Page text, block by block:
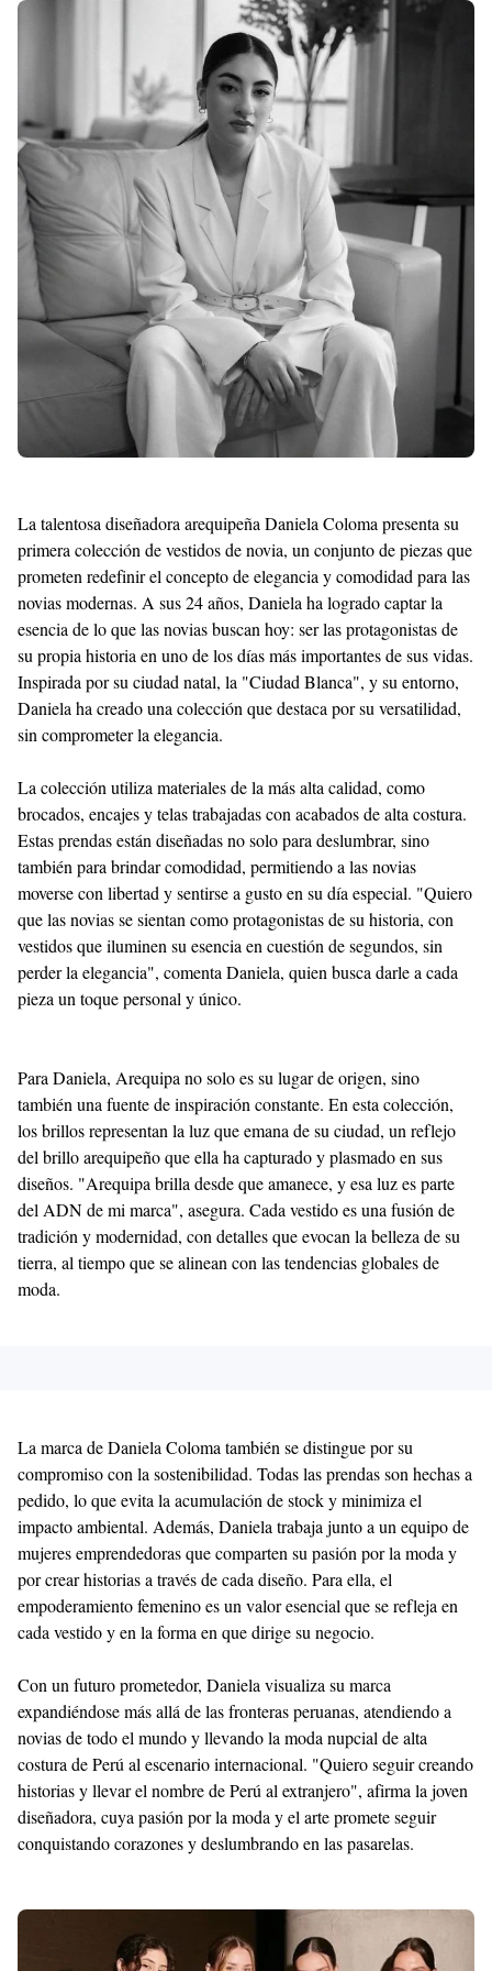
La talentosa diseñadora arequipeña Daniela Coloma presenta su
primera colección de vestidos de novia, un conjunto de piezas que
prometen redefinir el concepto de elegancia y comodidad para las
novias modernas. A sus 24 años, Daniela ha logrado captar la
esencia de lo que las novias buscan hoy: ser las protagonistas de
su propia historia en uno de los días más importantes de sus vidas.
Inspirada por su ciudad natal, la "Ciudad Blanca", y su entorno,
Daniela ha creado una colección que destaca por su versatilidad,
sin comprometer la elegancia.
La colección utiliza materiales de la más alta calidad, como
brocados, encajes y telas trabajadas con acabados de alta costura.
Estas prendas están diseñadas no solo para deslumbrar, sino
también para brindar comodidad, permitiendo a las novias
moverse con libertad y sentirse a gusto en su día especial. "Quiero
que las novias se sientan como protagonistas de su historia, con
vestidos que iluminen su esencia en cuestión de segundos, sin
perder la elegancia", comenta Daniela, quien busca darle a cada
pieza un toque personal y único.
Para Daniela, Arequipa no solo es su lugar de origen, sino
también una fuente de inspiración constante. En esta colección,
los brillos representan la luz que emana de su ciudad, un reflejo
del brillo arequipeño que ella ha capturado y plasmado en sus
diseños. "Arequipa brilla desde que amanece, y esa luz es parte
del ADN de mi marca", asegura. Cada vestido es una fusión de
tradición y modernidad, con detalles que evocan la belleza de su
tierra, al tiempo que se alinean con las tendencias globales de
moda.
La marca de Daniela Coloma también se distingue por su
compromiso con la sostenibilidad. Todas las prendas son hechas a
pedido, lo que evita la acumulación de stock y minimiza el
impacto ambiental. Además, Daniela trabaja junto a un equipo de
mujeres emprendedoras que comparten su pasión por la moda y
por crear historias a través de cada diseño. Para ella, el
empoderamiento femenino es un valor esencial que se refleja en
cada vestido y en la forma en que dirige su negocio.
Con un futuro prometedor, Daniela visualiza su marca
expandiéndose más allá de las fronteras peruanas, atendiendo a
novias de todo el mundo y llevando la moda nupcial de alta
costura de Perú al escenario internacional. "Quiero seguir creando
historias y llevar el nombre de Perú al extranjero", afirma la joven
diseñadora, cuya pasión por la moda y el arte promete seguir
conquistando corazones y deslumbrando en las pasarelas.